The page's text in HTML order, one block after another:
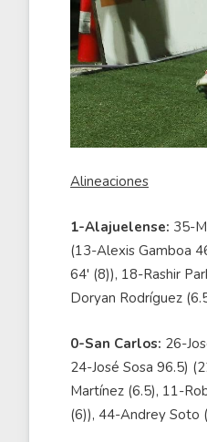
Alineaciones
1-Alajuelense: 35-
(13-Alexis Gamboa
64' (8)), 18-Rashir
Doryan Rodríguez
0-San Carlos: 26-
24-José Sosa 96.5)
Martínez (6.5), 11-
(6)), 44-Andrey Soto